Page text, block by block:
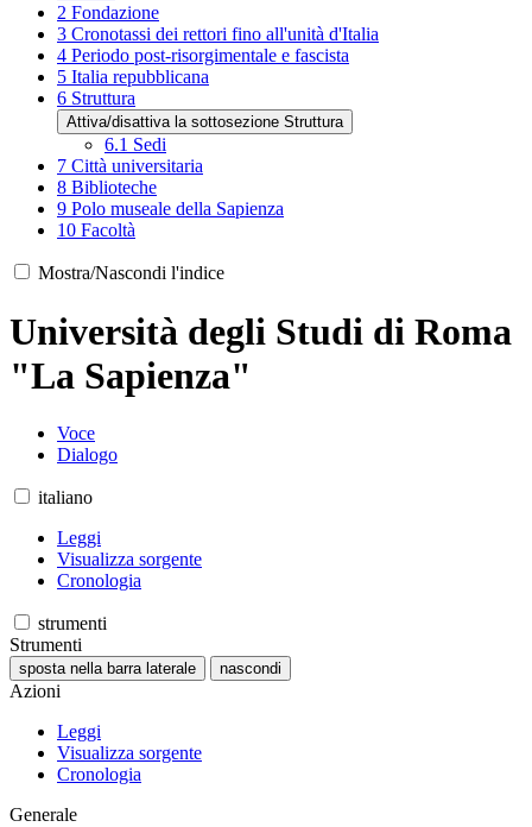
2 Fondazione
3 Cronotassi dei rettori fino all'unità d'Italia
4 Periodo post-risorgimentale e fascista
5 Italia repubblicana
6 Struttura
Attiva/disattiva la sottosezione Struttura
6.1 Sedi
7 Città universitaria
8 Biblioteche
9 Polo museale della Sapienza
10 Facoltà
Mostra/Nascondi l'indice
Università degli Studi di Roma
"La Sapienza"
Voce
Dialogo
italiano
Leggi
Visualizza sorgente
Cronologia
strumenti
Strumenti
sposta nella barra laterale nascondi
Azioni
Leggi
Visualizza sorgente
Cronologia
Generale